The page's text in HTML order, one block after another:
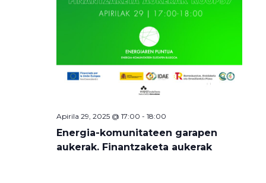
Apirila 29, 2025 @ 17:00 - 18:00
Energia-komunitateen garapen
aukerak. Finantzaketa aukerak